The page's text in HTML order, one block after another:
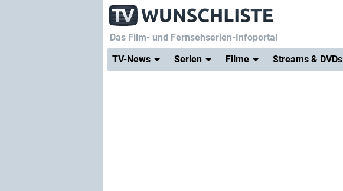
Das Film- und Fernsehserien-Infoportal
TV-News
Serien Filme Streams & DVDs